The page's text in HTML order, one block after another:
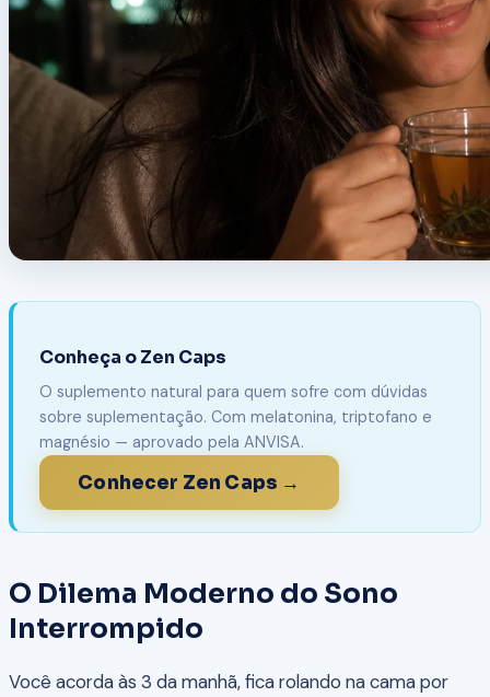
Conheça o Zen Caps
O suplemento natural para quem sofre com dúvidas
sobre suplementação. Com melatonina, triptofano e
magnésio — aprovado pela ANVISA.
Conhecer Zen Caps →
O Dilema Moderno do Sono
Interrompido
Você acorda às 3 da manhã, fica rolando na cama por